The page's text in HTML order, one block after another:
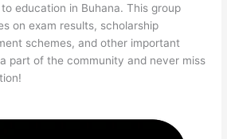
education in Buhana. This group
on exam results, scholarship
schemes, and other important
part of the community and never miss